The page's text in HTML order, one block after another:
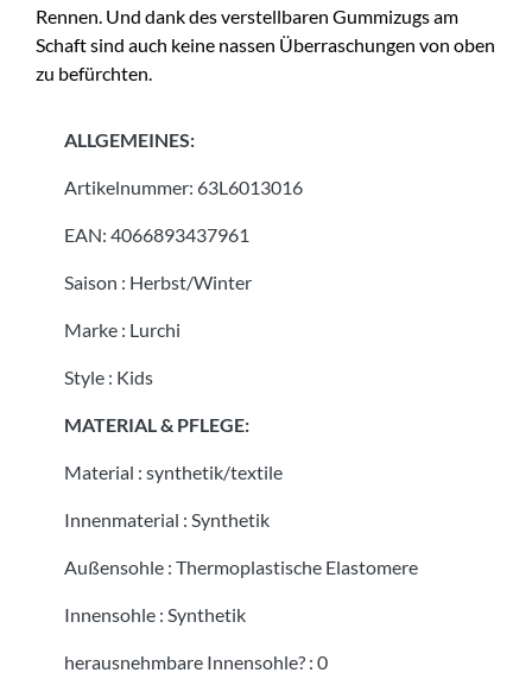
Rennen. Und dank des verstellbaren Gummizugs am
Schaft sind auch keine nassen Überraschungen von oben
zu befürchten.
ALLGEMEINES:
Artikelnummer: 63L6013016
EAN: 4066893437961
Saison : Herbst/Winter
Marke : Lurchi
Style : Kids
MATERIAL & PFLEGE:
Material : synthetik/textile
Innenmaterial : Synthetik
Außensohle : Thermoplastische Elastomere
Innensohle : Synthetik
herausnehmbare Innensohle? : 0